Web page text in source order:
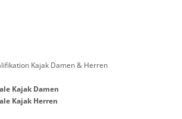
Kajak Damen & Herren
Kajak Damen
Kajak Herren